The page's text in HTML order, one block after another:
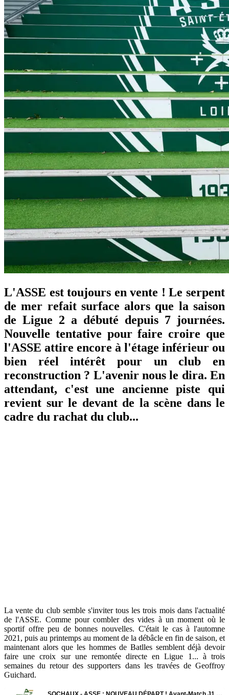
L'ASSE est toujours en vente ! Le serpent
de mer refait surface alors que la saison
de Ligue 2 a débuté depuis 7 journées.
Nouvelle tentative pour faire croire que
l'ASSE attire encore à l'étage inférieur ou
bien réel intérêt pour un club en
reconstruction ? L'avenir nous le dira. En
attendant, c'est une ancienne piste qui
revient sur le devant de la scène dans le
cadre du rachat du club...
La vente du club semble s'inviter tous les trois mois dans l'actualité
de l'ASSE. Comme pour combler des vides à un moment où le
sportif offre peu de bonnes nouvelles. C'était le cas à l'automne
2021, puis au printemps au moment de la débâcle en fin de saison, et
maintenant alors que les hommes de Batlles semblent déjà devoir
faire une croix sur une remontée directe en Ligue 1... à trois
semaines du retour des supporters dans les travées de Geoffroy
Guichard.